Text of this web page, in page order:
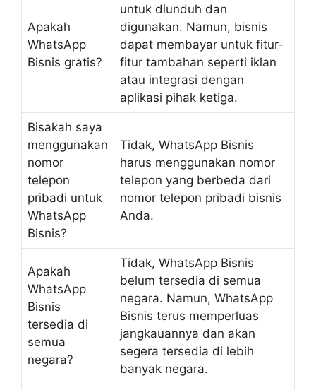
Apakah
WhatsApp
Bisnis gratis?
untuk diunduh dan
digunakan. Namun, bisnis
dapat membayar untuk fitur-
fitur tambahan seperti iklan
atau integrasi dengan
aplikasi pihak ketiga.
Bisakah saya
menggunakan
nomor
telepon
pribadi untuk
WhatsApp
Bisnis?
Tidak, WhatsApp Bisnis
harus menggunakan nomor
telepon yang berbeda dari
nomor telepon pribadi bisnis
Anda.
Apakah
WhatsApp
Bisnis
tersedia di
semua
negara?
Tidak, WhatsApp Bisnis
belum tersedia di semua
negara. Namun, WhatsApp
Bisnis terus memperluas
jangkauannya dan akan
segera tersedia di lebih
banyak negara.